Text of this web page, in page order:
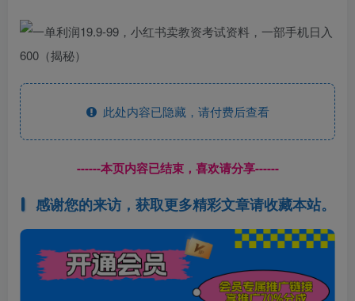
此处内容已隐藏，请付费后查看
------本页内容已结束，喜欢请分享------
感谢您的来访，获取更多精彩文章请收藏本站。